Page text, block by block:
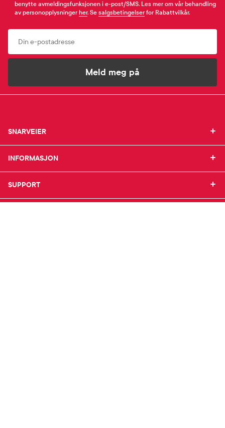
benytte avmeldingsfunksjonen i e-post/SMS. Les mer om vår behandling
av personopplysninger her. Se salgsbetingelser for Rabattvilkår.
Meld meg på
SNARVEIER
SNARVEIER
Mine favoritter
Mine resepter
Resepthistorikk
INFORMASJON
INFORMASJON
Jobb hos oss
Pressekontakt
SUPPORT
SUPPORT
Kontakt oss